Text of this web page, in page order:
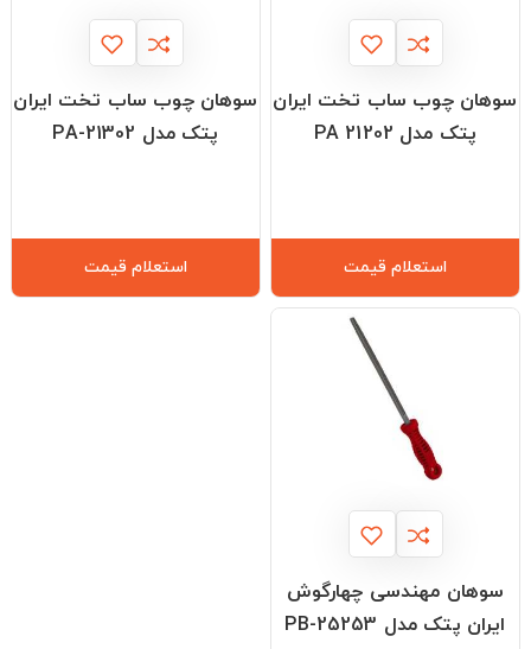
سوهان چوب ساب تخت ایران
پتک مدل PA 21202
استعلام قیمت
سوهان چوب ساب تخت ایران
پتک مدل PA-21302
استعلام قیمت
سوهان مهندسی چهارگوش
ایران پتک مدل PB-25253